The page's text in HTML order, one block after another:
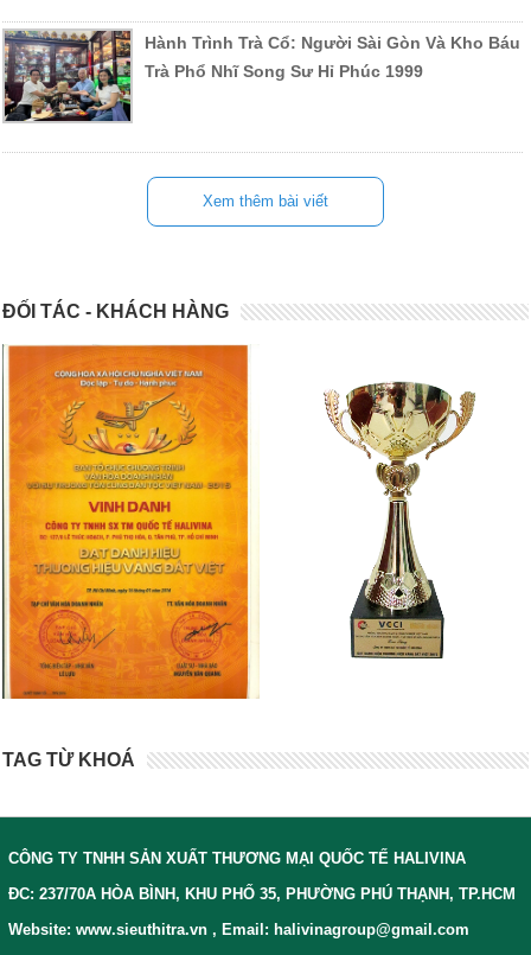
Hành Trình Trà Cổ: Người Sài Gòn Và Kho Báu
Trà Phổ Nhĩ Song Sư Hỉ Phúc 1999
Xem thêm bài viết
ĐỐI TÁC - KHÁCH HÀNG
TAG TỪ KHOÁ
CÔNG TY TNHH SẢN XUẤT THƯƠNG MẠI QUỐC TẾ HALIVINA
ĐC: 237/70A HÒA BÌNH, KHU PHỐ 35, PHƯỜNG PHÚ THẠNH, TP.HCM
Website: www.sieuthitra.vn , Email: halivinagroup@gmail.com